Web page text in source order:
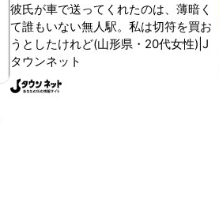
彼氏が車で送ってくれたのは、薄暗く
て誰もいない無人駅。私は切符を買お
うとしたけれど(山形県・20代女性)|J
タウンネット